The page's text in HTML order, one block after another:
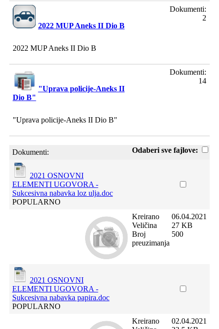
2022 MUP Aneks II Dio B
Dokumenti:
2
2022 MUP Aneks II Dio B
"Uprava policije-Aneks II
Dio B"
Dokumenti:
14
"Uprava policije-Aneks II Dio B"
Odaberi sve fajlove:
Dokumenti:
2021 OSNOVNI
ELEMENTI UGOVORA -
Sukcesivna nabavka loz ulja.doc
POPULARNO
Kreirano
Veličina
Broj
preuzimanja
06.04.2021
27 KB
500
2021 OSNOVNI
ELEMENTI UGOVORA -
Sukcesivna nabavka papira.doc
POPULARNO
Kreirano
02.04.2021